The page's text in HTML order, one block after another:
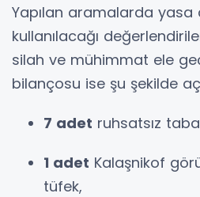
Yapılan aramalarda yasa
kullanılacağı
silah ve mühimmat ele
bilançosu ise şu şekilde
7 adet ruhsatsız
1 adet Kalaşnikof
tüfek,